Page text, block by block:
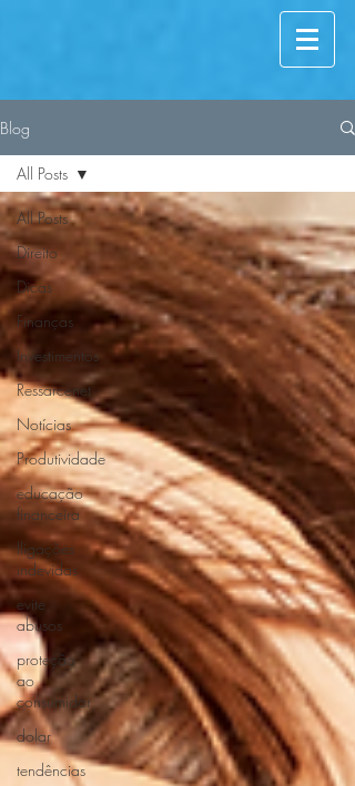
Blog
All Posts
Direito
Dicas
Finanças
Investimentos
Ressarcenet
Notícias
Produtividade
educação
financeira
lligações
indevidas
evite
abusos
proteção
ao
consumidor
dolar
tendências
All Posts